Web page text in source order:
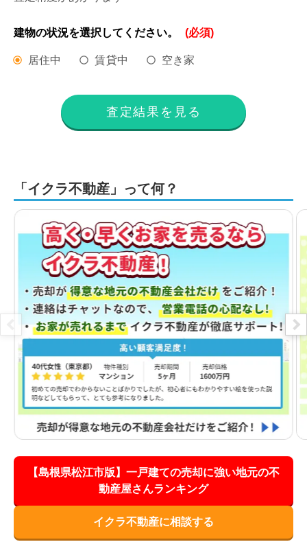
建物の状況を選択してください。 (必須)
居住中 賃貸中 空き家
査定結果を見る
「イクラ不動産」って何？
【島根県松江市版】一戸建ての売却に強い地元の不
動産屋さんランキング
イクラ不動産に相談する